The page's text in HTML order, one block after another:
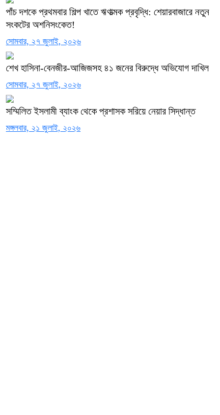
পাঁচ দশকে প্রথমবার শিল্প খাতে ঋণাত্মক প্রবৃদ্ধি: শেয়ারবাজারে নতুন
সংকটের অশনিসংকেত!
সোমবার, ২৭ জুলাই, ২০২৬
শেখ হাসিনা-বেনজীর-আজিজসহ ৪১ জনের বিরুদ্ধে অভিযোগ দাখিল
সোমবার, ২৭ জুলাই, ২০২৬
সম্মিলিত ইসলামী ব্যাংক থেকে প্রশাসক সরিয়ে নেয়ার সিদ্ধান্ত
মঙ্গলবার, ২১ জুলাই, ২০২৬